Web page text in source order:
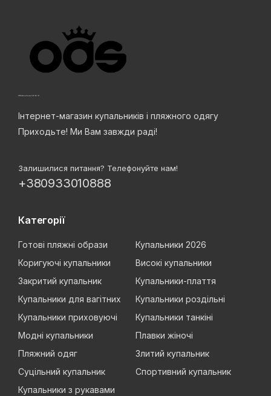
Інтернет-магазин купальників і пляжного одягу
Приходьте! Ми Вам завжди раді!
Залишилися питання? Телефонуйте нам!
+380933010888
Категорії
Готові пляжні образи
Купальники 2026
Коригуючі купальники
Високі купальники
Закритий купальник
Купальники-плаття
Купальники для вагітних
Купальники роздільні
Купальники приховуючі
Купальники танкіні
Модні купальники
Плавки жіночі
Пляжний одяг
Злитий купальник
Суцільний купальник
Спортивний купальник
Купальники з рукавами